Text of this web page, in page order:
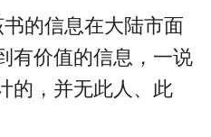
的信息在大陆市面
有价值的信息，一说
的，并无此人、此